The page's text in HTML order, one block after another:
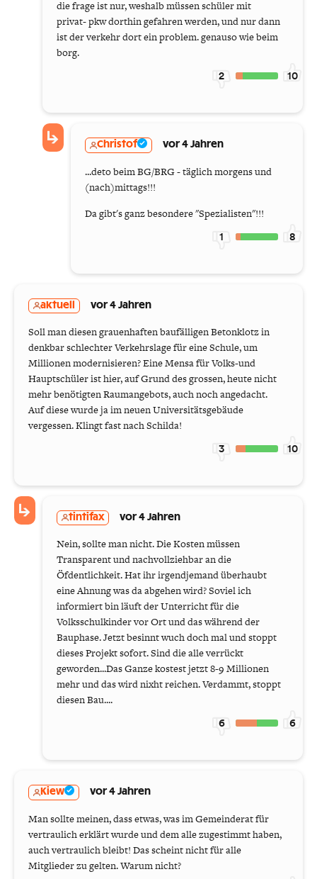
die frage ist nur, weshalb müssen schüler mit
privat- pkw dorthin gefahren werden, und nur dann
ist der verkehr dort ein problem. genauso wie beim
borg.
2 10
Christof vor 4 Jahren
...deto beim BG/BRG - täglich morgens und
(nach)mittags!!!
Da gibt's ganz besondere "Spezialisten"!!!
1 8
aktuell vor 4 Jahren
Soll man diesen grauenhaften baufälligen Betonklotz in
denkbar schlechter Verkehrslage für eine Schule, um
Millionen modernisieren? Eine Mensa für Volks-und
Hauptschüler ist hier, auf Grund des grossen, heute nicht
mehr benötigten Raumangebots, auch noch angedacht.
Auf diese wurde ja im neuen Universitätsgebäude
vergessen. Klingt fast nach Schilda!
3 10
tintifax vor 4 Jahren
Nein, sollte man nicht. Die Kosten müssen
Transparent und nachvollziehbar an die
Öfdentlichkeit. Hat ihr irgendjemand überhaubt
eine Ahnung was da abgehen wird? Soviel ich
informiert bin läuft der Unterricht für die
Volksschulkinder vor Ort und das während der
Bauphase. Jetzt besinnt wuch doch mal und stoppt
dieses Projekt sofort. Sind die alle verrückt
geworden...Das Ganze kostest jetzt 8-9 Millionen
mehr und das wird nixht reichen. Verdammt, stoppt
diesen Bau....
6 6
Kiew vor 4 Jahren
Man sollte meinen, dass etwas, was im Gemeinderat für
vertraulich erklärt wurde und dem alle zugestimmt haben,
auch vertraulich bleibt! Das scheint nicht für alle
Mitglieder zu gelten. Warum nicht?